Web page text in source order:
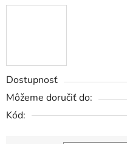
Dostupnosť
Môžeme doručiť do:
Kód: